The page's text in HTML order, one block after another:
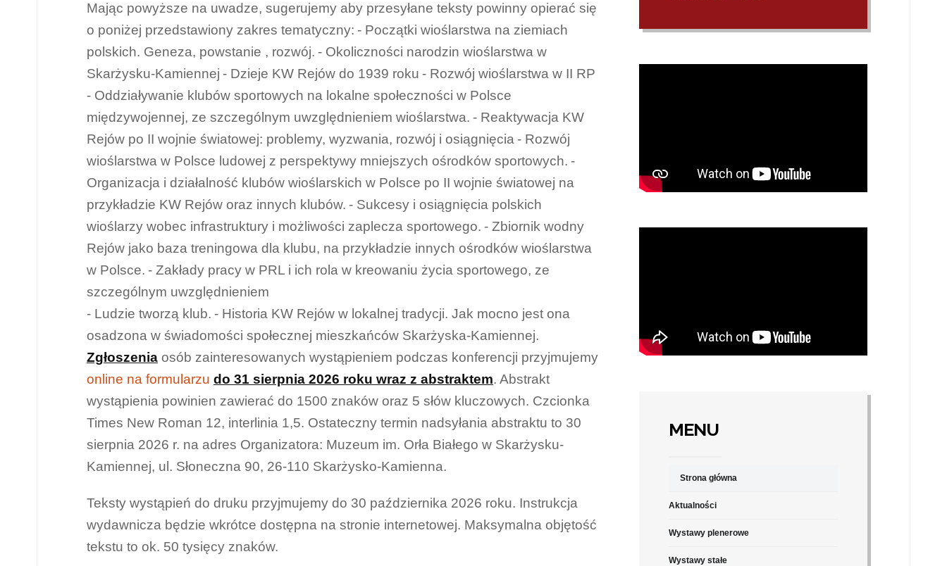
Mając powyższe na uwadze, sugerujemy aby przesyłane teksty powinny opierać się
o poniżej przedstawiony zakres tematyczny: - Początki wioślarstwa na ziemiach
polskich. Geneza, powstanie , rozwój. - Okoliczności narodzin wioślarstwa w
Skarżysku-Kamiennej - Dzieje KW Rejów do 1939 roku - Rozwój wioślarstwa w II RP
- Oddziaływanie klubów sportowych na lokalne społeczności w Polsce
międzywojennej, ze szczególnym uwzględnieniem wioślarstwa. - Reaktywacja KW
Rejów po II wojnie światowej: problemy, wyzwania, rozwój i osiągnięcia - Rozwój
wioślarstwa w Polsce ludowej z perspektywy mniejszych ośrodków sportowych. -
Organizacja i działalność klubów wioślarskich w Polsce po II wojnie światowej na
przykładzie KW Rejów oraz innych klubów. - Sukcesy i osiągnięcia polskich
wioślarzy wobec infrastruktury i możliwości zaplecza sportowego. - Zbiornik wodny
Rejów jako baza treningowa dla klubu, na przykładzie innych ośrodków wioślarstwa
w Polsce. - Zakłady pracy w PRL i ich rola w kreowaniu życia sportowego, ze
szczególnym uwzględnieniem
- Ludzie tworzą klub. - Historia KW Rejów w lokalnej tradycji. Jak mocno jest ona
osadzona w świadomości społecznej mieszkańców Skarżyska-Kamiennej.
Zgłoszenia osób zainteresowanych wystąpieniem podczas konferencji przyjmujemy
online na formularzu do 31 sierpnia 2026 roku wraz z abstraktem. Abstrakt
wystąpienia powinien zawierać do 1500 znaków oraz 5 słów kluczowych. Czcionka
Times New Roman 12, interlinia 1,5. Ostateczny termin nadsyłania abstraktu to 30
sierpnia 2026 r. na adres Organizatora: Muzeum im. Orła Białego w Skarżysku-
Kamiennej, ul. Słoneczna 90, 26-110 Skarżysko-Kamienna.
Teksty wystąpień do druku przyjmujemy do 30 października 2026 roku. Instrukcja
wydawnicza będzie wkrótce dostępna na stronie internetowej. Maksymalna objętość
tekstu to ok. 50 tysięcy znaków.
MENU
Strona główna
Aktualności
Wystawy plenerowe
Wystawy stałe